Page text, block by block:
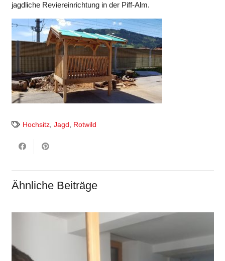
jagdliche Reviereinrichtung in der Piff-Alm.
Hochsitz, Jagd Rotwild
Ähnliche Beiträge